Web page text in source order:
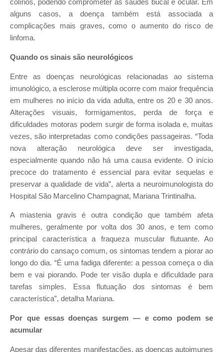
colírios, podendo comprometer as saúdes bucal e ocular. Em
alguns casos, a doença também está associada a
complicações mais graves, como o aumento do risco de
linfoma.
Quando os sinais são neurológicos
Entre as doenças neurológicas relacionadas ao sistema
imunológico, a esclerose múltipla ocorre com maior frequência
em mulheres no início da vida adulta, entre os 20 e 30 anos.
Alterações visuais, formigamentos, perda de força e
dificuldades motoras podem surgir de forma isolada e, muitas
vezes, são interpretadas como condições passageiras. “Toda
nova alteração neurológica deve ser investigada,
especialmente quando não há uma causa evidente. O início
precoce do tratamento é essencial para evitar sequelas e
preservar a qualidade de vida”, alerta a neuroimunologista do
Hospital São Marcelino Champagnat, Mariana Trintinalha.
A miastenia gravis é outra condição que também afeta
mulheres, geralmente por volta dos 30 anos, e tem como
principal característica a fraqueza muscular flutuante. Ao
contrário do cansaço comum, os sintomas tendem a piorar ao
longo do dia. “É uma fadiga diferente: a pessoa começa o dia
bem e vai piorando. Pode ter visão dupla e dificuldade para
tarefas simples. Essa flutuação dos sintomas é bem
característica”, detalha Mariana.
Por que essas doenças surgem — e como podem se
acumular
Apesar das diferentes manifestações, as doenças autoimunes